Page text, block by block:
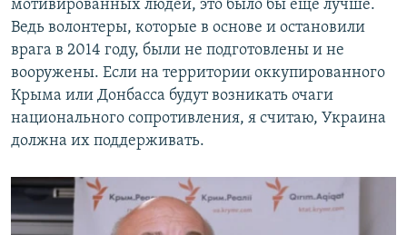
мотивированных людей, это было бы еще лучше.
Ведь волонтеры, которые в основе и остановили
врага в 2014 году, были не подготовлены и не
вооружены. Если на территории оккупированного
Крыма или Донбасса будут возникать очаги
национального сопротивления, я считаю, Украина
должна их поддерживать.